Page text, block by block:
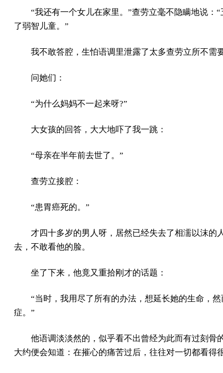
“我还有一个女儿在家里。”查劳立毫不隐瞒地说：
了弱智儿童。”
我不敢答腔，生怕语调里泄露了太多查劳立所不需
问她们：
“为什么妈妈不一起来呀?”
大女孩的回答，大大地吓了我一跳：
“母亲在半年前去世了。”
查劳立接腔：
“患胃癌死的。”
才四十多岁的男人呀，居然已经失去了相濡以沫的
去，不敢看他的脸。
坐了下来，他竟又重拾刚才的话题：
“当时，我用尽了所有的办法，想延长她的生命，
症。”
他语调淡淡然的，似乎看不出曾经为此而有过刻骨
大约便会知道：在摧心的痛苦过后，往往对一切都看得